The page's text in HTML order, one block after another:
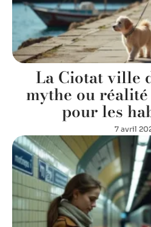
La Ciotat ville
mythe ou
pour les
7 avril